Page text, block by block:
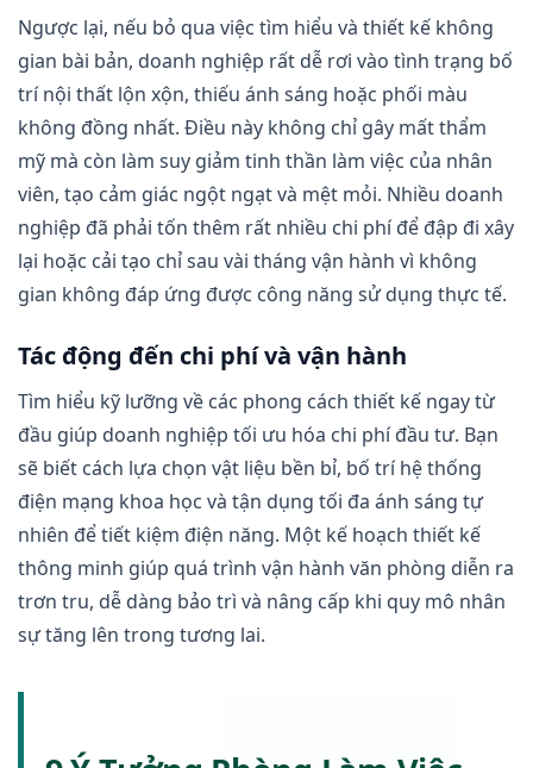
Ngược lại, nếu bỏ qua việc tìm hiểu và thiết kế không
gian bài bản, doanh nghiệp rất dễ rơi vào tình trạng bố
trí nội thất lộn xộn, thiếu ánh sáng hoặc phối màu
không đồng nhất. Điều này không chỉ gây mất thẩm
mỹ mà còn làm suy giảm tinh thần làm việc của nhân
viên, tạo cảm giác ngột ngạt và mệt mỏi. Nhiều doanh
nghiệp đã phải tốn thêm rất nhiều chi phí để đập đi xây
lại hoặc cải tạo chỉ sau vài tháng vận hành vì không
gian không đáp ứng được công năng sử dụng thực tế.
Tác động đến chi phí và vận hành
Tìm hiểu kỹ lưỡng về các phong cách thiết kế ngay từ
đầu giúp doanh nghiệp tối ưu hóa chi phí đầu tư. Bạn
sẽ biết cách lựa chọn vật liệu bền bỉ, bố trí hệ thống
điện mạng khoa học và tận dụng tối đa ánh sáng tự
nhiên để tiết kiệm điện năng. Một kế hoạch thiết kế
thông minh giúp quá trình vận hành văn phòng diễn ra
trơn tru, dễ dàng bảo trì và nâng cấp khi quy mô nhân
sự tăng lên trong tương lai.